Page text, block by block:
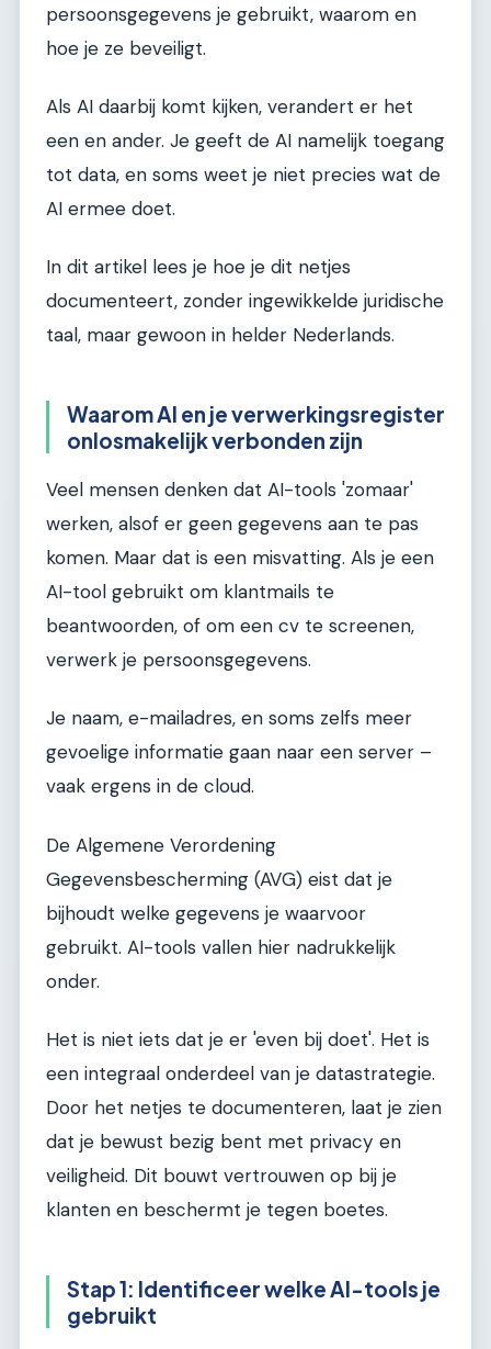
persoonsgegevens je gebruikt, waarom en
hoe je ze beveiligt.
Als AI daarbij komt kijken, verandert er het
een en ander. Je geeft de AI namelijk toegang
tot data, en soms weet je niet precies wat de
AI ermee doet.
In dit artikel lees je hoe je dit netjes
documenteert, zonder ingewikkelde juridische
taal, maar gewoon in helder Nederlands.
Waarom AI en je verwerkingsregister
onlosmakelijk verbonden zijn
Veel mensen denken dat AI-tools 'zomaar'
werken, alsof er geen gegevens aan te pas
komen. Maar dat is een misvatting. Als je een
AI-tool gebruikt om klantmails te
beantwoorden, of om een cv te screenen,
verwerk je persoonsgegevens.
Je naam, e-mailadres, en soms zelfs meer
gevoelige informatie gaan naar een server –
vaak ergens in de cloud.
De Algemene Verordening
Gegevensbescherming (AVG) eist dat je
bijhoudt welke gegevens je waarvoor
gebruikt. AI-tools vallen hier nadrukkelijk
onder.
Het is niet iets dat je er 'even bij doet'. Het is
een integraal onderdeel van je datastrategie.
Door het netjes te documenteren, laat je zien
dat je bewust bezig bent met privacy en
veiligheid. Dit bouwt vertrouwen op bij je
klanten en beschermt je tegen boetes.
Stap 1: Identificeer welke AI-tools je
gebruikt